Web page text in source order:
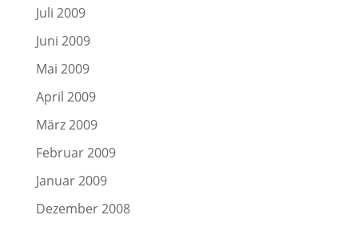
Juli 2009
Juni 2009
Mai 2009
April 2009
März 2009
Februar 2009
Januar 2009
Dezember 2008